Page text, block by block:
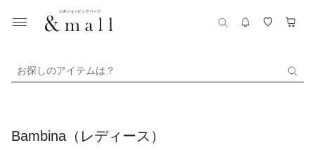
お探しのアイテムは？
Bambina（レディース）